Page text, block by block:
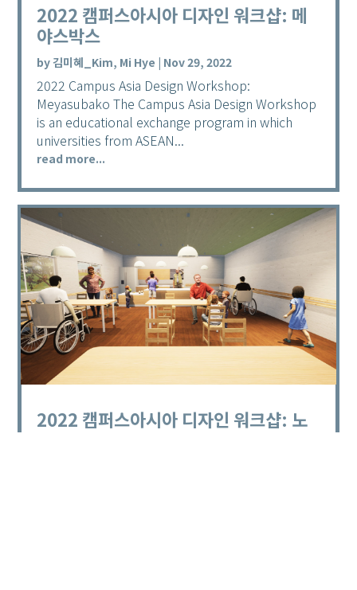
2022 캠퍼스아시아 디자인 워크샵: 메
야스박스
by김미혜_Kim, Mi Hye | Nov 29, 2022
2022 Campus Asia Design Workshop:
Meyasubako The Campus Asia Design Workshop
is an educational exchange program in which
universities from ASEAN...
read more...
2022 캠퍼스아시아 디자인 워크샵: 노